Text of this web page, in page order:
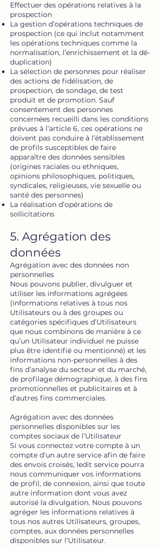
Effectuer des opérations relatives à la
prospection
La gestion d’opérations techniques de
prospection (ce qui inclut notamment
les opérations techniques comme la
normalisation, l’enrichissement et la dé-
duplication)
La sélection de personnes pour réaliser
des actions de fidélisation, de
prospection, de sondage, de test
produit et de promotion. Sauf
consentement des personnes
concernées recueilli dans les conditions
prévues à l’article 6, ces opérations ne
doivent pas conduire à l’établissement
de profils susceptibles de faire
apparaître des données sensibles
(origines raciales ou ethniques,
opinions philosophiques, politiques,
syndicales, religieuses, vie sexuelle ou
santé des personnes)
La réalisation d’opérations de
sollicitations
5. Agrégation des
données
Agrégation avec des données non
personnelles
Nous pouvons publier, divulguer et
utiliser les informations agrégées
(informations relatives à tous nos
Utilisateurs ou à des groupes ou
catégories spécifiques d’Utilisateurs
que nous combinons de manière à ce
qu’un Utilisateur individuel ne puisse
plus être identifié ou mentionné) et les
informations non-personnelles à des
fins d’analyse du secteur et du marché,
de profilage démographique, à des fins
promotionnelles et publicitaires et à
d’autres fins commerciales.
Agrégation avec des données
personnelles disponibles sur les
comptes sociaux de l’Utilisateur
Si vous connectez votre compte à un
compte d’un autre service afin de faire
des envois croisés, ledit service pourra
nous communiquer vos informations
de profil, de connexion, ainsi que toute
autre information dont vous avez
autorisé la divulgation. Nous pouvons
agréger les informations relatives à
tous nos autres Utilisateurs, groupes,
comptes, aux données personnelles
disponibles sur l’Utilisateur.